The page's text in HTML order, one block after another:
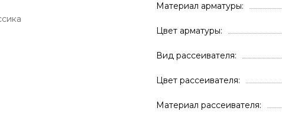
Материал арматуры
Цвет арматуры
Вид рассеивателя
Цвет рассеивателя
Материал рассеивателя